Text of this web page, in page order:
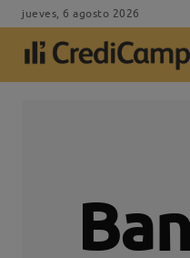
jueves, 6 agosto 2026